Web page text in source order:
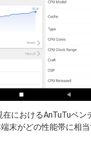
におけるAnTuTuベン
末がどの性能帯に相